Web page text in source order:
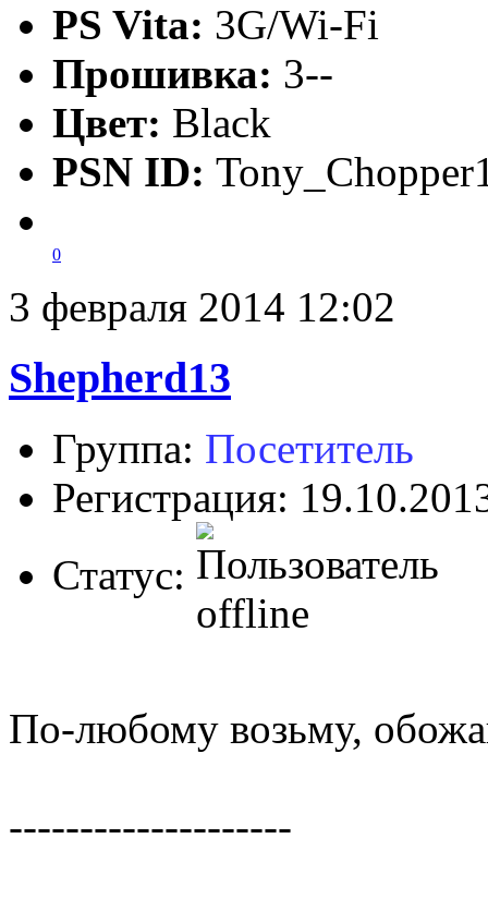
PS Vita: 3G/Wi-Fi
Прошивка: 3--
Цвет: Black
PSN ID:
0
3 февраля 2014 12:02
Shepherd13
Группа: Посетитель
Регистрация:
Статус:
По-любому возьму,
--------------------